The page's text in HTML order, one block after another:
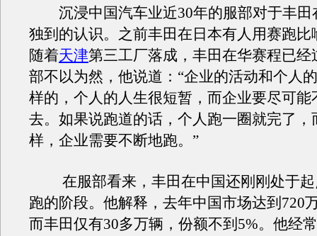
沉浸中国汽车业近30年的服部对于丰田
独到的认识。之前丰田在日本有人用赛跑比
随着天津第三工厂落成，丰田在华赛程已经
部不以为然，他说道：“企业的活动和个人
样的，个人的人生很短暂，而企业要尽可能
去。如果说跑道的话，个人跑一圈就完了，
样，企业需要不断地跑。”
在服部看来，丰田在中国还刚刚处于起
跑的阶段。他解释，去年中国市场达到720
而丰田仅有30多万辆，份额不到5%。他经